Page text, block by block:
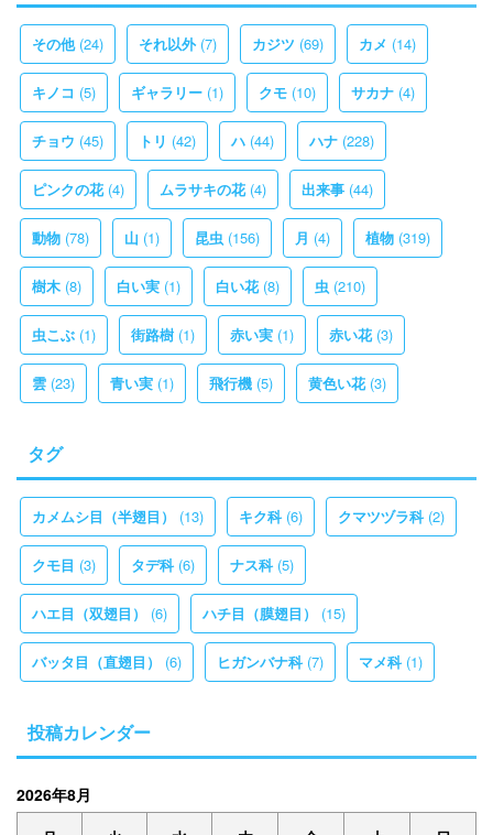
その他(24) それ以外 (7) カジツ (69) カメ (14)
キノコ (5) ギャラリー (1) クモ (10) サカナ (4)
チョウ (45) トリ (42) ハ (44) ハナ (228)
ピンクの花(4) ムラサキの花(4) 出来事 (44)
動物 (78) 山 (1) 昆虫 (156) 月 (4) 植物 (319)
樹木 (8) 白い実 (1) 白い花(8) 虫 (210)
虫こぶ (1) 街路樹 (1) 赤い実 (1) 赤い花(3)
雲 (23) 青い実 (1) 飛行機 (5) 黄色い花(3)
タグ
カメムシ目（半翅目） (13) キク科(6) クマツヅラ科(2)
クモ目 (3) タデ科(6) ナス科(5)
ハエ目（双翅目） (6) ハチ目（膜翅目） (15)
バッタ目（直翅目） (6) ヒガンバナ科(7) マメ科(1)
投稿カレンダー
2026年8月